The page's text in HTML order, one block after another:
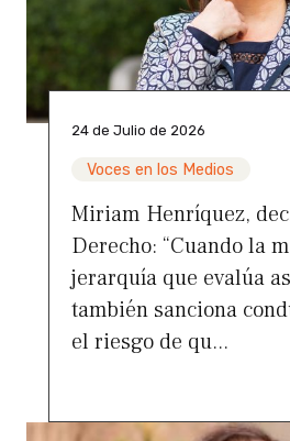
24 de Julio de 2026
Voces en los Medios
Miriam Henríquez,
Derecho: “Cuando la
jerarquía que evalúa
también sanciona
el riesgo de qu...